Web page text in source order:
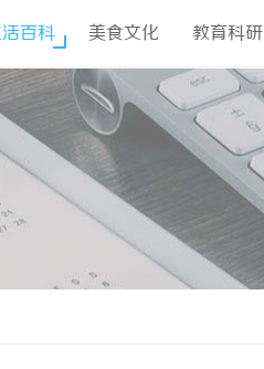
百科 美食文化 教育科研